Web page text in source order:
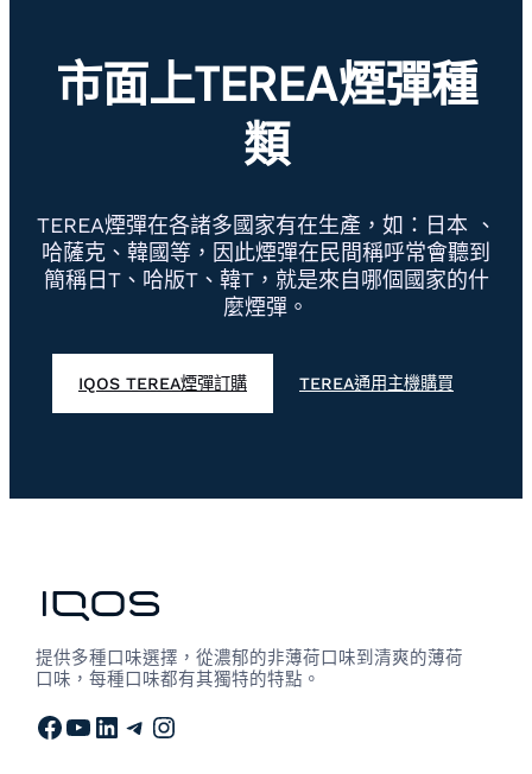
市面上TEREA煙彈種
類
TEREA煙彈在各諸多國家有在生產，如：日本 、
哈薩克、韓國等，因此煙彈在民間稱呼常會聽到
簡稱日T、哈版T、韓T，就是來自哪個國家的什
麼煙彈。
IQOS TEREA煙彈訂購 TEREA通用主機購買
提供多種口味選擇，從濃郁的非薄荷口味到清爽的薄荷
口味，每種口味都有其獨特的特點。
Facebook YouTube LinkedIn Telegram Instagram